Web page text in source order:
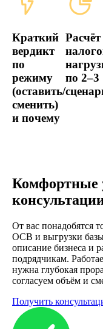
Краткий
вердикт
по
режиму
(оставить/
сменить)
и почему
Расчёт
по 2–3
Комфортные
От вас понадобятся
ОСВ и выгрузки базы
описание бизнеса и
подрядчикам.
нужна глубокая
согласуем объём и
Получить